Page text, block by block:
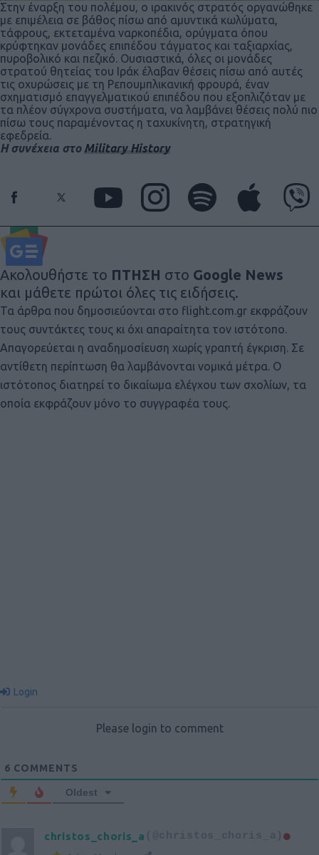
Στην έναρξη του πολέμου, ο ιρακινός στρατός οργανώθηκε
με επιμέλεια σε βάθος πίσω από αμυντικά κωλύματα,
τάφρους, εκτεταμένα ναρκοπέδια, ορύγματα όπου
κρύφτηκαν μονάδες επιπέδου τάγματος και ταξιαρχίας,
πυροβολικό και πεζικό. Ουσιαστικά, όλες οι μονάδες
στρατού θητείας του Ιράκ έλαβαν θέσεις πίσω από αυτές
τις οχυρώσεις με τη Ρεπουμπλικανική φρουρά, έναν
σχηματισμό επαγγελματικού επιπέδου που εξοπλιζόταν με
τα πλέον σύγχρονα συστήματα, να λαμβάνει θέσεις πολύ πιο
πίσω τους παραμένοντας η ταχυκίνητη, στρατηγική
εφεδρεία.
Η συνέχεια στο Military History
Ακολουθήστε το ΠΤΗΣΗ στο Google News
και μάθετε πρώτοι όλες τις ειδήσεις.
Τα άρθρα που δημοσιεύονται στο flight.com.gr εκφράζουν
τους συντάκτες τους κι όχι απαραίτητα τον ιστότοπο.
Απαγορεύεται η αναδημοσίευση χωρίς γραπτή έγκριση. Σε
αντίθετη περίπτωση θα λαμβάνονται νομικά μέτρα. Ο
ιστότοπος διατηρεί το δικαίωμα ελέγχου των σχολίων, τα
οποία εκφράζουν μόνο το συγγραφέα τους.
Login
Please login to comment
6 COMMENTS
Oldest
christos_choris_a